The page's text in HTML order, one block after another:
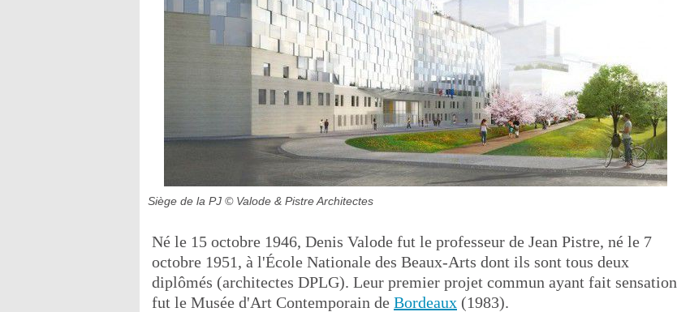
Siège de la PJ © Valode & Pistre Architectes
Né le 15 octobre 1946, Denis Valode fut le professeur de Jean Pistre, né le 7
octobre 1951, à l'École Nationale des Beaux-Arts dont ils sont tous deux
diplômés (architectes DPLG). Leur premier projet commun ayant fait sensation
fut le Musée d'Art Contemporain de Bordeaux (1983).